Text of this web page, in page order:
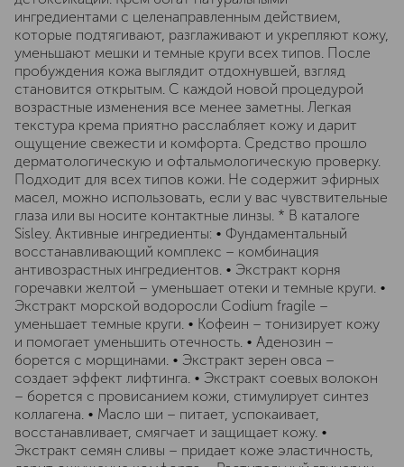
ингредиентами с целенаправленным действием,
которые подтягивают, разглаживают и укрепляют кожу,
уменьшают мешки и темные круги всех типов. После
пробуждения кожа выглядит отдохнувшей, взгляд
становится открытым. С каждой новой процедурой
возрастные изменения все менее заметны. Легкая
текстура крема приятно расслабляет кожу и дарит
ощущение свежести и комфорта. Средство прошло
дерматологическую и офтальмологическую проверку.
Подходит для всех типов кожи. Не содержит эфирных
масел, можно использовать, если у вас чувствительные
глаза или вы носите контактные линзы. * В каталоге
Sisley. Активные ингредиенты: • Фундаментальный
восстанавливающий комплекс – комбинация
антивозрастных ингредиентов. • Экстракт корня
горечавки желтой – уменьшает отеки и темные круги. •
Экстракт морской водоросли Codium fragile –
уменьшает темные круги. • Кофеин – тонизирует кожу
и помогает уменьшить отечность. • Аденозин –
борется с морщинами. • Экстракт зерен овса –
создает эффект лифтинга. • Экстракт соевых волокон
– борется с провисанием кожи, стимулирует синтез
коллагена. • Масло ши – питает, успокаивает,
восстанавливает, смягчает и защищает кожу. •
Экстракт семян сливы – придает коже эластичность,